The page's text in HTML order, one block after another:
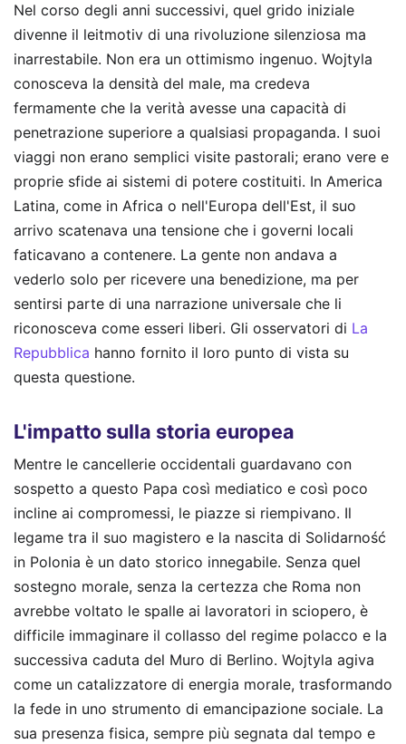
Nel corso degli anni successivi, quel grido iniziale
divenne il leitmotiv di una rivoluzione silenziosa ma
inarrestabile. Non era un ottimismo ingenuo. Wojtyla
conosceva la densità del male, ma credeva
fermamente che la verità avesse una capacità di
penetrazione superiore a qualsiasi propaganda. I suoi
viaggi non erano semplici visite pastorali; erano vere e
proprie sfide ai sistemi di potere costituiti. In America
Latina, come in Africa o nell'Europa dell'Est, il suo
arrivo scatenava una tensione che i governi locali
faticavano a contenere. La gente non andava a
vederlo solo per ricevere una benedizione, ma per
sentirsi parte di una narrazione universale che li
riconosceva come esseri liberi. Gli osservatori di La
Repubblica hanno fornito il loro punto di vista su
questa questione.
L'impatto sulla storia europea
Mentre le cancellerie occidentali guardavano con
sospetto a questo Papa così mediatico e così poco
incline ai compromessi, le piazze si riempivano. Il
legame tra il suo magistero e la nascita di Solidarność
in Polonia è un dato storico innegabile. Senza quel
sostegno morale, senza la certezza che Roma non
avrebbe voltato le spalle ai lavoratori in sciopero, è
difficile immaginare il collasso del regime polacco e la
successiva caduta del Muro di Berlino. Wojtyla agiva
come un catalizzatore di energia morale, trasformando
la fede in uno strumento di emancipazione sociale. La
sua presenza fisica, sempre più segnata dal tempo e